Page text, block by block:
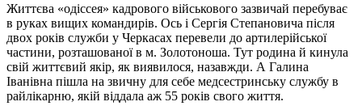
Життєва «одіссея» кадрового військового зазвичай перебуває
в руках вищих командирів. Ось і Сергія Степановича після
двох років служби у Черкасах перевели до артилерійської
частини, розташованої в м. Золотоноша. Тут родина й кинула
свій життєвий якір, як виявилося, назавжди. А Галина
Іванівна пішла на звичну для себе медсестринську службу в
райлікарню, якій віддала аж 55 років свого життя.